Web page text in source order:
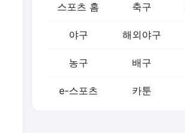
스포츠 홈 축구
야구 해외야구
농구 배구
e-스포츠 카툰